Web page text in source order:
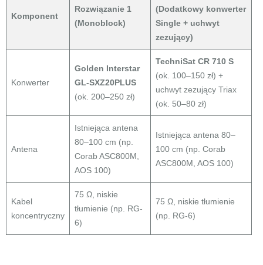
Komponent
Rozwiązanie 1
(Monoblock)
(Dodatkowy konwerter
Single + uchwyt
zezujący)
Konwerter
Golden Interstar
GL-SXZ20PLUS
(ok. 200–250 zł)
TechniSat CR 710 S
(ok. 100–150 zł) +
uchwyt zezujący Triax
(ok. 50–80 zł)
Antena
Istniejąca antena
80–100 cm (np.
Corab ASC800M,
AOS 100)
Istniejąca antena 80–
100 cm (np. Corab
ASC800M, AOS 100)
Kabel
koncentryczny
75 Ω, niskie
tłumienie (np. RG-
6)
75 Ω, niskie tłumienie
(np. RG-6)